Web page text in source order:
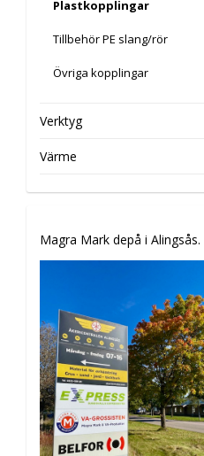
Plastkopplingar
Tillbehör PE slang/rör
Övriga kopplingar
Verktyg
Värme
Magra Mark depå i Alingsås.